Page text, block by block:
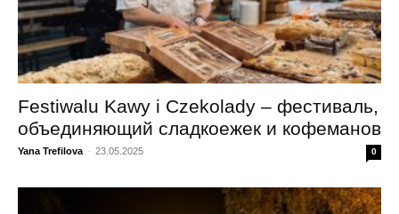
Festiwalu Kawy i Czekolady – фестиваль,
объединяющий сладкоежек и кофеманов
Yana Trefilova - 23.05.2025 0